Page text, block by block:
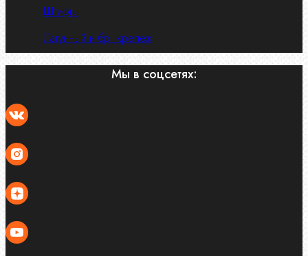
Штифты
Латунный и бр. крепеж
Мы в соцсетях: